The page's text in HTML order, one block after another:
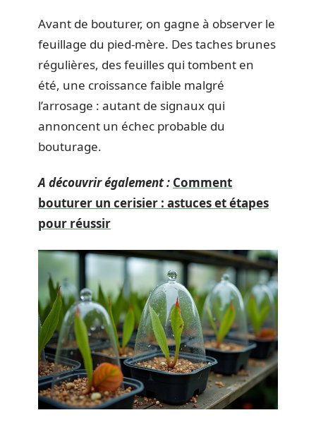
Avant de bouturer, on gagne à observer le
feuillage du pied-mère. Des taches brunes
régulières, des feuilles qui tombent en
été, une croissance faible malgré
l’arrosage : autant de signaux qui
annoncent un échec probable du
bouturage.
A découvrir également : Comment
bouturer un cerisier : astuces et étapes
pour réussir